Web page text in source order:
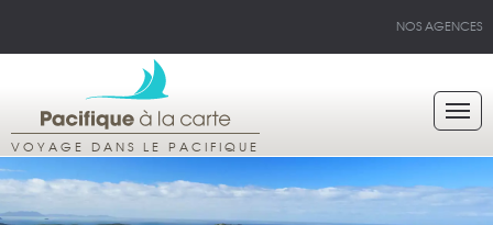
NOS AGENCES
VOYAGE DANS LE PACIFIQUE